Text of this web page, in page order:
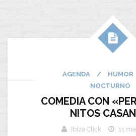
AGENDA / HUMOR
NOCTURNO
COMEDIA CON
NITOS
Ibiza Click
11